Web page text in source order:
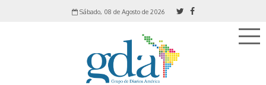
Sábado, 08 de Agosto de 2026